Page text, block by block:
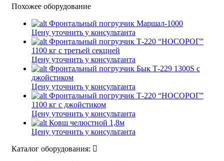
Похожее оборудование
Фронтальный погрузчик Маршал-1000
Цену уточнить у консультанта
Фронтальный погрузчик Т-220 “НОСОРОГ”
1100 кг с третьей секцией
Цену уточнить у консультанта
Фронтальный погрузчик Бык Т-229 1300S с
джойстиком
Цену уточнить у консультанта
Фронтальный погрузчик Т-220 “НОСОРОГ”
1100 кг с джойстиком
Цену уточнить у консультанта
Ковш челюстной 1,8м
Цену уточнить у консультанта
Каталог оборудования: